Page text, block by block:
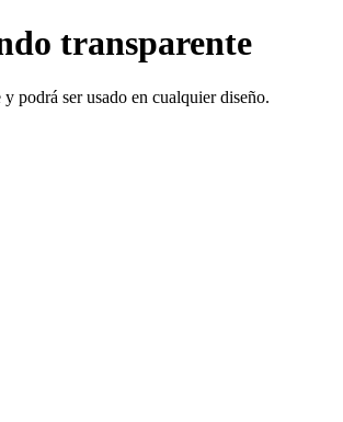
transparente
podrá ser usado en cualquier diseño.